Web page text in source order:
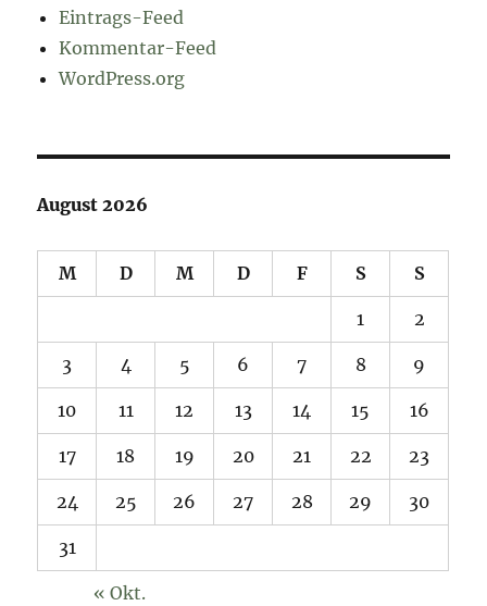
Eintrags-Feed
Kommentar-Feed
WordPress.org
August 2026
M D M D F S S
1 2
3 4 5 6 7 8 9
10 11 12 13 14 15 16
17 18 19 20 21 22 23
24 25 26 27 28 29 30
31
« Okt.